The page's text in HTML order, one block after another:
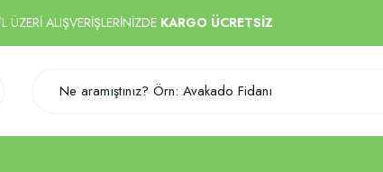
ÜZERİ ALIŞVERİŞLERİNİZDE KARGO ÜCRETSİZ